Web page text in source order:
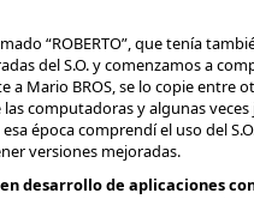
“ROBERTO”, que tenía
del S.O. y comenzamos a
a Mario BROS, se lo copie entre
computadoras y algunas
época comprendí el uso del
versiones mejoradas.
desarrollo de aplicaciones